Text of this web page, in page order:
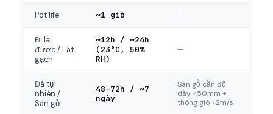
Pot life ~1 giờ —
Đi lại
được / Lát
gạch
~12h / ~24h
(23°C, 50%
RH)
—
Đá tự
nhiên /
Sàn gỗ
48–72h / ~7
ngày
Sàn gỗ cần độ
dày <50mm +
thông gió >2m/s